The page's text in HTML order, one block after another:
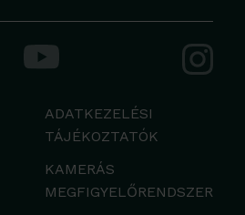
ADATKEZELÉSI
TÁJÉKOZTATÓK
KAMERÁS
MEGFIGYELŐRENDSZER